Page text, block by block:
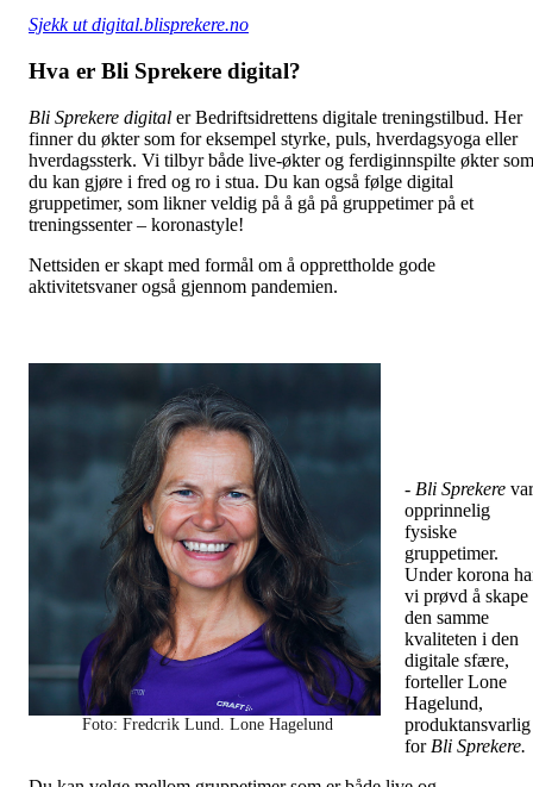
Sjekk ut digital.blisprekere.no
Hva er Bli Sprekere digital?
Bli Sprekere digital er Bedriftsidrettens digitale treningstilbud. Her
finner du økter som for eksempel styrke, puls, hverdagsyoga eller
hverdagssterk. Vi tilbyr både live-økter og ferdiginnspilte økter som
du kan gjøre i fred og ro i stua. Du kan også følge digital
gruppetimer, som likner veldig på å gå på gruppetimer på et
treningssenter – koronastyle!
Nettsiden er skapt med formål om å opprettholde gode
aktivitetsvaner også gjennom pandemien.
Foto: Fredcrik Lund. Lone Hagelund
- Bli Sprekere var
opprinnelig
fysiske
gruppetimer.
Under korona
vi prøvd å skape
den samme
kvaliteten i den
digitale sfære,
forteller Lone
Hagelund,
produktansvarlig
for Bli Sprekere.